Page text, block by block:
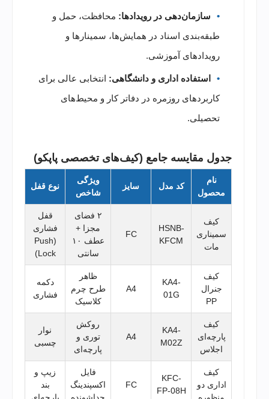
سازمان‌دهی در رویدادها: محافظت، حمل و
طبقه‌بندی اسناد در همایش‌ها، سمینارها و
رویدادهای آموزشی.
استفاده اداری و دانشگاهی: انتخابی عالی برای
کاربردهای روزمره در دفاتر کار و محیط‌های
تحصیلی.
جدول مقایسه جامع (کیف‌های تخصصی پاپکو)
نام
محصول
کد مدل سایز
ویژگی
شاخص
نوع قفل
کیف
سمیناری
مات
HSNB-
KFCM
FC
۲ فضای
مجزا +
عطف ۱۰
سانتی
قفل
فشاری
(Push
Lock)
کیف
جنرال
PP
KA4-
01G
A4
ظاهر
طرح چرم
کلاسیک
دکمه
فشاری
کیف
پارچه‌ای
اجلاس
KA4-
M02Z
A4
روکش
توری و
پارچه‌ای
نوار
چسبی
کیف
اداری دو
KFC-
FP-08H
FC
فایل
اکسپندینگ
زیپ و
بند